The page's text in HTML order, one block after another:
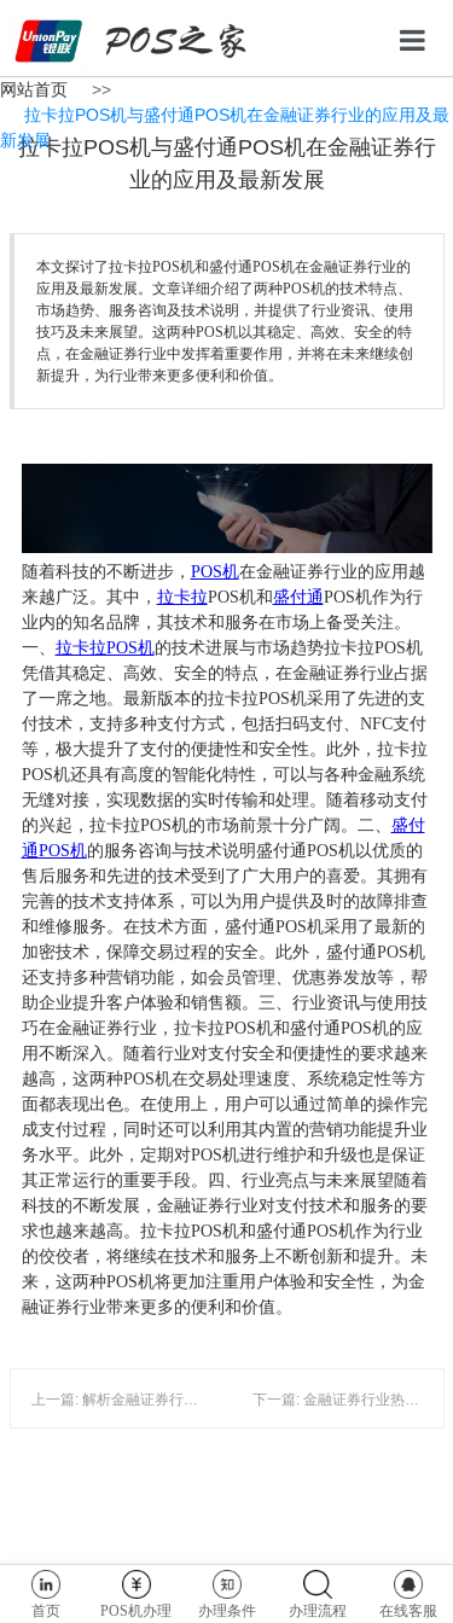
POS机办理
办理流程
新闻资讯
联系我们
拉卡拉POS机与盛付通POS机在金融证券行
业的应用及最新发展
本文探讨了拉卡拉POS机和盛付通POS机在金融证券行业的
应用及最新发展。文章详细介绍了两种POS机的技术特点、
市场趋势、服务咨询及技术说明，并提供了行业资讯、使用
技巧及未来展望。这两种POS机以其稳定、高效、安全的特
点，在金融证券行业中发挥着重要作用，并将在未来继续创
新提升，为行业带来更多便利和价值。
随着科技的不断进步， POS机在金融证券行业的应用越
来越广泛。其中， 拉卡拉POS机和盛付通POS机作为行
业内的知名品牌，其技术和服务在市场上备受关注。
一、 拉卡拉POS机的技术进展与市场趋势拉卡拉POS机
凭借其稳定、高效、安全的特点，在金融证券行业占据
了一席之地。最新版本的拉卡拉POS机采用了先进的支
付技术，支持多种支付方式，包括扫码支付、NFC支付
等，极大提升了支付的便捷性和安全性。此外，拉卡拉
POS机还具有高度的智能化特性，可以与各种金融系统
无缝对接，实现数据的实时传输和处理。随着移动支付
的兴起，拉卡拉POS机的市场前景十分广阔。二、 盛付
通POS机的服务咨询与技术说明盛付通POS机以优质的
售后服务和先进的技术受到了广大用户的喜爱。其拥有
完善的技术支持体系，可以为用户提供及时的故障排查
和维修服务。在技术方面，盛付通POS机采用了最新的
加密技术，保障交易过程的安全。此外，盛付通POS机
还支持多种营销功能，如会员管理、优惠券发放等，帮
助企业提升客户体验和销售额。三、行业资讯与使用技
巧在金融证券行业，拉卡拉POS机和盛付通POS机的应
用不断深入。随着行业对支付安全和便捷性的要求越来
越高，这两种POS机在交易处理速度、系统稳定性等方
面都表现出色。在使用上，用户可以通过简单的操作完
成支付过程，同时还可以利用其内置的营销功能提升业
务水平。此外，定期对POS机进行维护和升级也是保证
其正常运行的重要手段。四、行业亮点与未来展望随着
科技的不断发展，金融证券行业对支付技术和服务的要
求也越来越高。拉卡拉POS机和盛付通POS机作为行业
的佼佼者，将继续在技术和服务上不断创新和提升。未
来，这两种POS机将更加注重用户体验和安全性，为金
融证券行业带来更多的便利和价值。
上一篇: 解析金融证券行业中的POS机免费政策及热门产品 下一篇: 金融证券行业热点解析：POS机办理与钱宝的关联性
网站首页
>>
拉卡拉POS机与盛付通POS机在金融证券行业的应用及最
新发展
首页 POS机办理 办理条件 办理流程 在线客服